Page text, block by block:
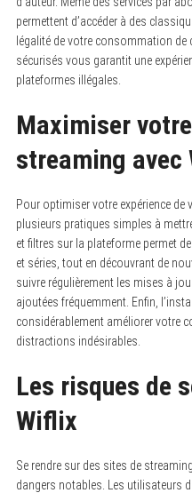
permettent d’accéder à des
légalité de votre consommation de
sécurisés vous garantit une
plateformes illégales.
Maximiser
streaming avec
Pour optimiser votre expérience
plusieurs pratiques simples à
et filtres sur la plateforme permet
et séries, tout en découvrant de
suivre régulièrement les mises à
ajoutées fréquemment. Enfin,
considérablement améliorer votre
distractions indésirables.
Les risques de
Wiflix
Se rendre sur des sites de
dangers notables. Les utilisateurs